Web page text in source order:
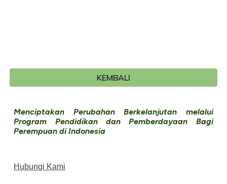
KEMBALI
Menciptakan Perubahan Berkelanjutan melalui
Program Pendidikan dan Pemberdayaan Bagi
Perempuan di Indonesia
Hubungi Kami